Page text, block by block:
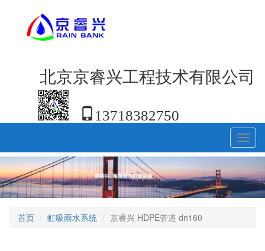
北京京睿兴工程技术有限公司
13718382750
首页 虹吸雨水系统 京睿兴 HDPE管道 dn160